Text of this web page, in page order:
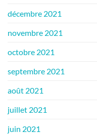
décembre 2021
novembre 2021
octobre 2021
septembre 2021
août 2021
juillet 2021
juin 2021